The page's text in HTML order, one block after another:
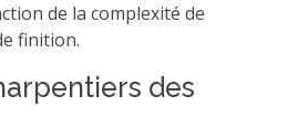
de la complexité de
finition.
des